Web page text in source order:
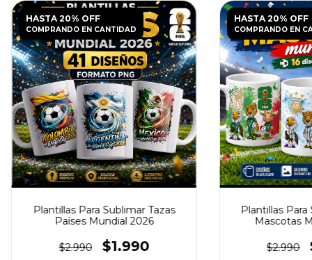
HASTA 20% OFF
COMPRANDO EN CANTIDAD
Plantillas Para Sublimar Tazas
Países Mundial 2026
$2.990 $1.990
HASTA 20% OFF
COMPRANDO EN
Plantillas Para
Mascotas
$2.990